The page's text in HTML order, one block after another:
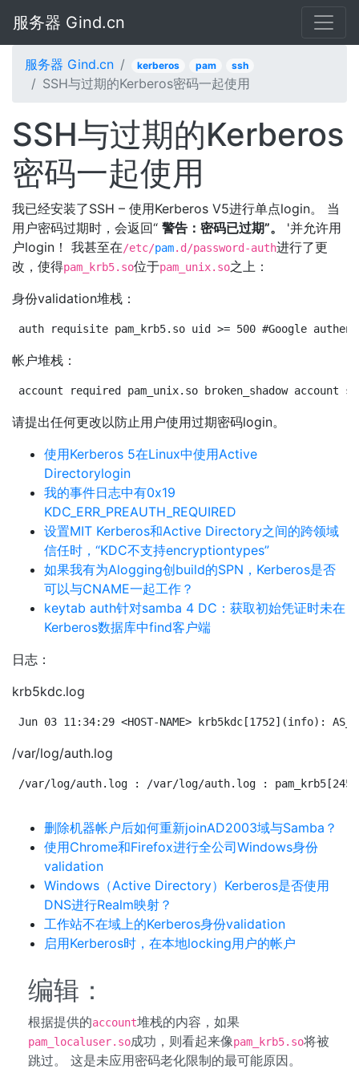
服务器 Gind.cn
服务器 Gind.cn kerberos pam ssh
SSH与过期的Kerberos密码一起使用
SSH与过期的Kerberos
密码一起使用
我已经安装了SSH – 使用Kerberos V5进行单点login。 当
用户密码过期时，会返回“ 警告：密码已过期”。
'并允许用
户login！ 我甚至在/etc/pam.d/password-auth进行了更
改，使得pam_krb5.so位于pam_unix.so之上：
身份validation堆栈：
auth requisite pam_krb5.so uid >= 500 #Google
帐户堆栈：
account required pam_unix.so broken_shadow
请提出任何更改以防止用户使用过期密码login。
使用Kerberos 5在Linux中使用Active
Directorylogin
我的事件日志中有0x19
KDC_ERR_PREAUTH_REQUIRED
设置MIT Kerberos和Active Directory之间的跨领域
信任时，“KDC不支持encryptiontypes”
如果我有为Alogging创build的SPN，Kerberos是否
可以与CNAME一起工作？
keytab auth针对samba 4 DC：获取初始凭证时未在
Kerberos数据库中find客户端
日志：
krb5kdc.log
Jun 03 11:34:29 <HOST-NAME> krb5kdc[1752](info):
/var/log/auth.log
/var/log/auth.log : /var/log/auth.log :
删除机器帐户后如何重新joinAD2003域与Samba？
使用Chrome和Firefox进行全公司Windows身份
validation
Windows（Active Directory）Kerberos是否使用
DNS进行Realm映射？
工作站不在域上的Kerberos身份validation
启用Kerberos时，在本地locking用户的帐户
编辑：
根据提供的account堆栈的内容，如果
pam_localuser.so成功，则看起来像pam_krb5.so将被
跳过。 这是未应用密码老化限制的最可能原因。